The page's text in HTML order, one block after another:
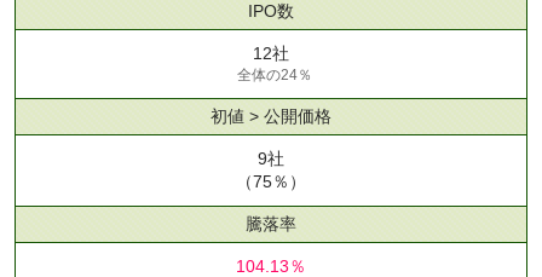
IPO数
12社
全体の24％
初値 > 公開価格
9社
（75％）
騰落率
104.13％